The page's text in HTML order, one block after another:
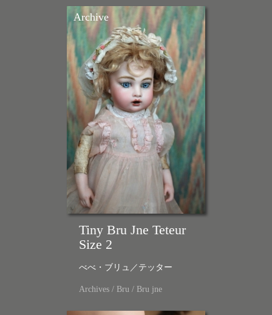
Archive
Tiny Bru Jne Teteur
Size 2
べべ・ブリュ／テッター
Archives / Bru / Bru jne